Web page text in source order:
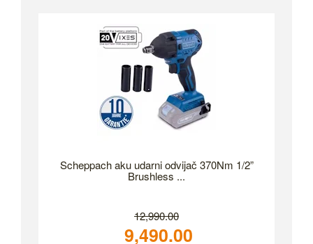
Scheppach aku udarni odvijač 370Nm 1/2”
Brushless ...
12,990.00
9,490.00